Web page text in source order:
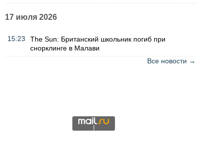
17 июля 2026
15:23
The Sun: Британский школьник погиб при
снорклинге в Малави
Все новости →